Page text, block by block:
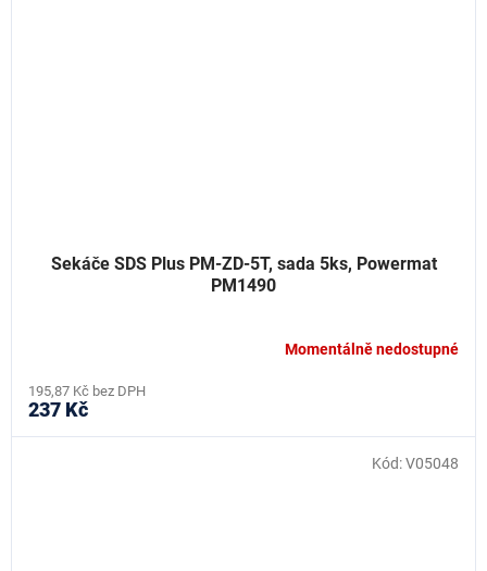
Sekáče SDS Plus PM-ZD-5T, sada 5ks, Powermat
PM1490
Momentálně nedostupné
195,87 Kč bez DPH
237 Kč
Kód:V05048